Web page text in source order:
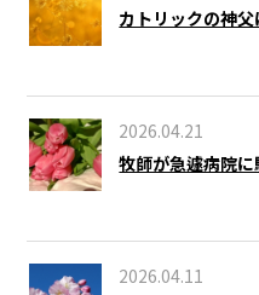
カトリックの神
2026.04.21
牧師が急遽病院
2026.04.11